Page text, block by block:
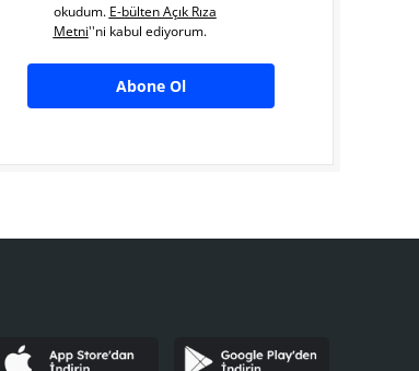
okudum. E-bülten Açık Rıza
Metni''ni kabul ediyorum.
Abone Ol